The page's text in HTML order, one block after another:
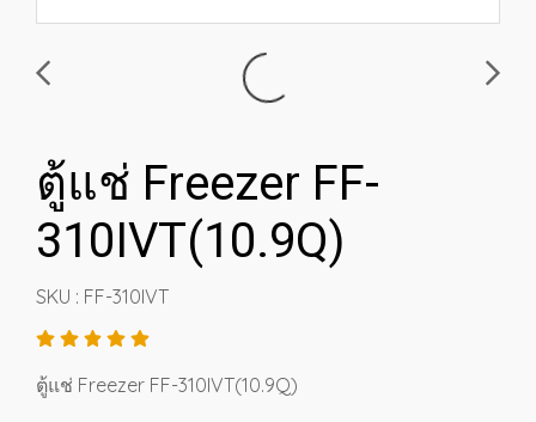
ตู้แช่ Freezer FF-
310IVT(10.9Q)
SKU : FF-310IVT
ตู้แช่ Freezer FF-310IVT(10.9Q)